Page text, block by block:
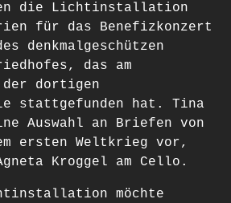
die Lichtinstallation
für das Benefizkonzert
denkmalgeschützen
das am
dortigen
stattgefunden hat. Tina
Auswahl an Briefen von
ersten Weltkrieg vor,
Kroggel am Cello.
möchte